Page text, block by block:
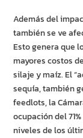
Además del
también se ve
Esto genera que
mayores costos
silaje y maíz. El
sequía, también
feedlots, la
ocupación del
niveles de los